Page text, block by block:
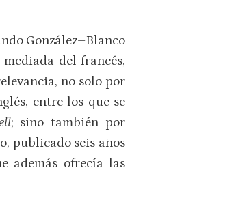
González–Blanco
del francés,
no solo por
entre los que se
; sino también por
publicado seis años
además ofrecía las